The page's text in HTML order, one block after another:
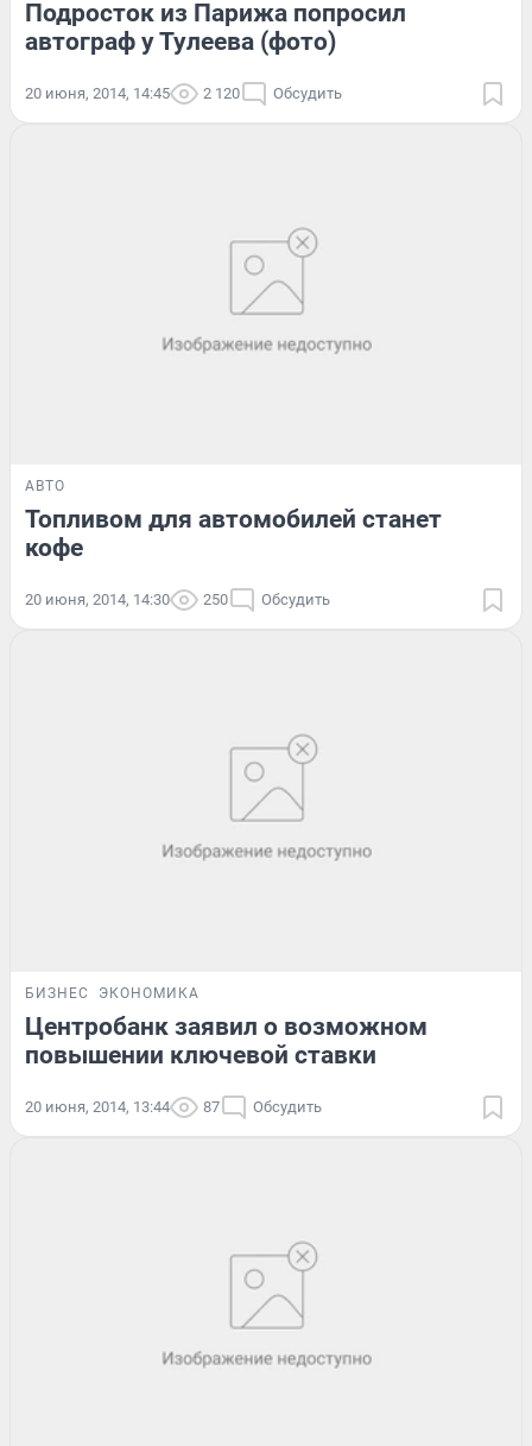
Подросток из Парижа попросил
автограф у Тулеева (фото)
20 июня, 2014, 14:45 2 120 Обсудить
АВТО
Топливом для автомобилей станет
кофе
20 июня, 2014, 14:30 250 Обсудить
БИЗНЕС ЭКОНОМИКА
Центробанк заявил о возможном
повышении ключевой ставки
20 июня, 2014, 13:44 87 Обсудить